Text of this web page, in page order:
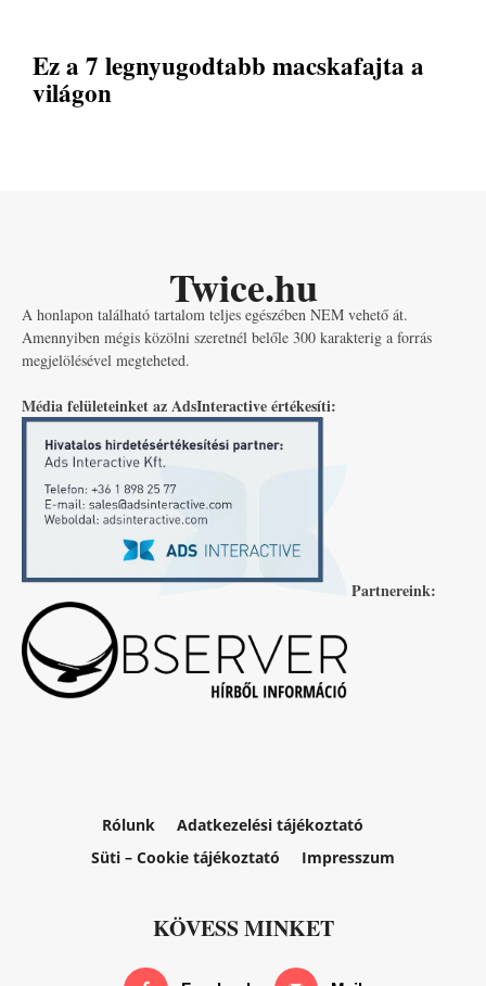
Ez a 7 legnyugodtabb macskafajta a
világon
Twice.hu
A honlapon található tartalom teljes egészében NEM vehető át.
Amennyiben mégis közölni szeretnél belőle 300 karakterig a forrás
megjelölésével megteheted.
Média felületeinket az AdsInteractive értékesíti:
Partnereink:
Rólunk
Adatkezelési tájékoztató
Süti – Cookie tájékoztató
Impresszum
KÖVESS MINKET